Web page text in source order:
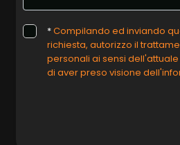
*Compilando ed inviando
richiesta, autorizzo il
personali ai sensi
di aver preso visione